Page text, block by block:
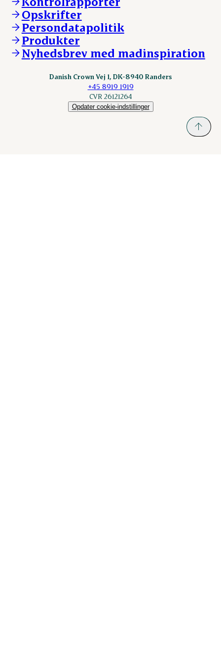
Vores lokationer
Kontakt
DAT-Schaub.com
ESS-FOOD.com
Fonden Dansk Gastronomi
KLS.se
nordicspoor.com
Scanhide.dk
Opskrifter
Persondatapolitik
Produkter
Nyhedsbrev med madinspiration
Danish Crown Vej 1, DK-8940 Randers
+45 8919 1919
CVR 26121264
Opdater cookie-indstillinger